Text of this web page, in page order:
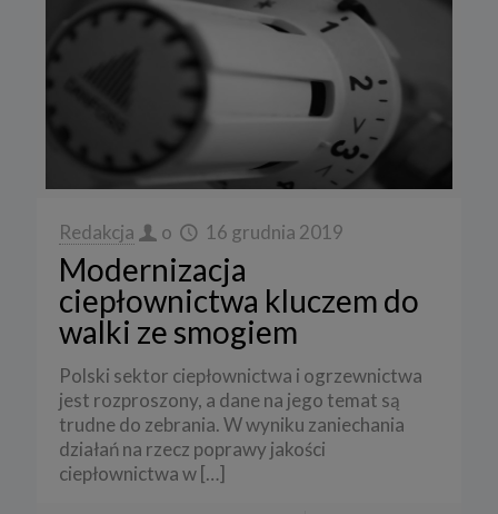
Redakcja o 16 grudnia 2019
Modernizacja
ciepłownictwa kluczem do
walki ze smogiem
Polski sektor ciepłownictwa i ogrzewnictwa
jest rozproszony, a dane na jego temat są
trudne do zebrania. W wyniku zaniechania
działań na rzecz poprawy jakości
ciepłownictwa w […]